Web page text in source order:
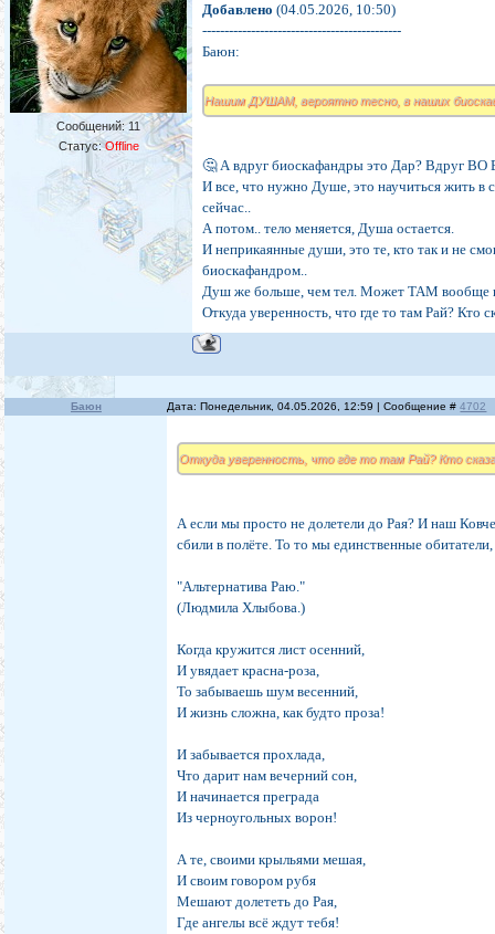
Сообщений:11
Статус:Offline
Добавлено (04.05.2026, 10:50)
---------------------------------------------
Баюн:
Нашим ДУШАМ, вероятно тесно, в наших
🤔 А вдруг биоскафандры это Дар? Вдруг ВО
И все, что нужно Душе, это научиться жить в
сейчас..
А потом.. тело меняется, Душа остается.
И неприкаянные души, это те, кто так и не
биоскафандром..
Душ же больше, чем тел. Может ТАМ вообще
Откуда уверенность, что где то там Рай? Кто
Баюн Дата: Понедельник, 04.05.2026, 12:59 | Сообщение #4702
Откуда уверенность, что где то там Рай? Кто
А если мы просто не долетели до Рая? И наш
сбили в полёте. То то мы единственные
"Альтернатива Раю."
(Людмила Хлыбова.)
Когда кружится лист осенний,
И увядает красна-роза,
То забываешь шум весенний,
И жизнь сложна, как будто проза!
И забывается прохлада,
Что дарит нам вечерний сон,
И начинается преграда
Из черноугольных ворон!
А те, своими крыльями мешая,
И своим говором рубя
Мешают долететь до Рая,
Где ангелы всё ждут тебя!